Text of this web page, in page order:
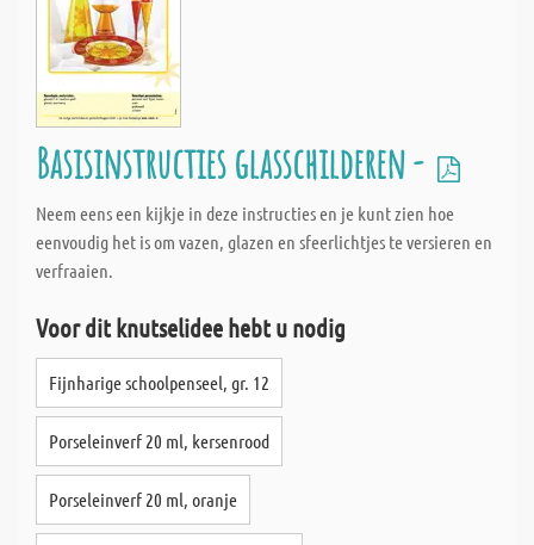
Basisinstructies glasschilderen -
Neem eens een kijkje in deze instructies en je kunt zien hoe
eenvoudig het is om vazen, glazen en sfeerlichtjes te versieren en
verfraaien.
Voor dit knutselidee hebt u nodig
Fijnharige schoolpenseel, gr. 12
Porseleinverf 20 ml, kersenrood
Porseleinverf 20 ml, oranje